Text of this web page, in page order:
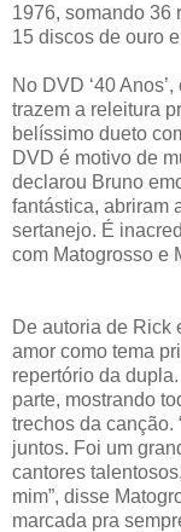
1976, somando 36
15 discos de ouro
No DVD ‘40
trazem a releitura
belíssimo dueto
DVD é motivo de
declarou Bruno
fantástica, abriram
sertanejo. É
com Matogrosso e
De autoria de Rick
amor como tema
repertório da
parte, mostrando
trechos da canção.
juntos. Foi um
cantores
mim”, disse
marcada pra